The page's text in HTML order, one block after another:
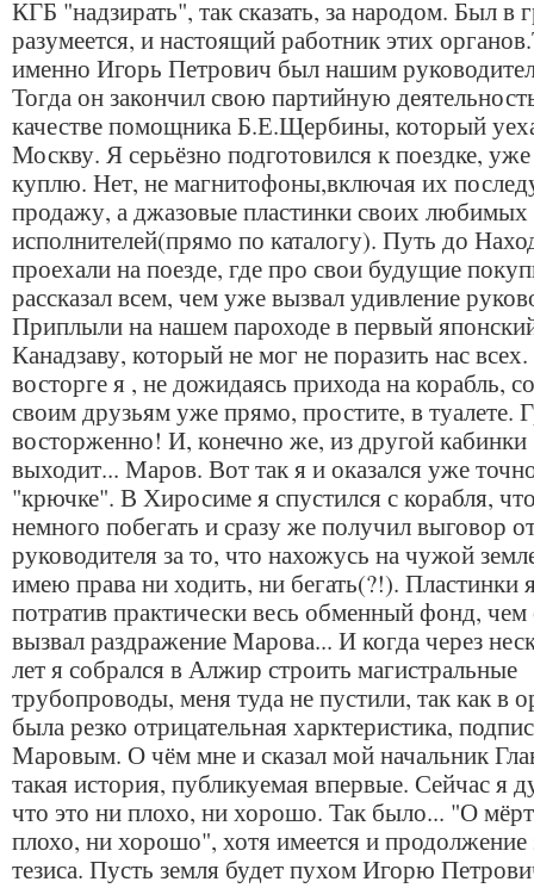
КГБ "надзирать", так сказать, за народом. Был в
разумеется, и настоящий работник этих
именно Игорь Петрович был нашим
Тогда он закончил свою партийную
качестве помощника Б.Е.Щербины, который
Москву. Я серьёзно подготовился к поездке,
куплю. Нет, не магнитофоны,включая их
продажу, а джазовые пластинки своих любимых
исполнителей(прямо по каталогу). Путь до
проехали на поезде, где про свои будущие
рассказал всем, чем уже вызвал удивление
Приплыли на нашем пароходе в первый
Канадзаву, который не мог не поразить нас
восторге я , не дожидаясь прихода на корабль,
своим друзьям уже прямо, простите, в туалете.
восторженно! И, конечно же, из другой кабинки
выходит... Маров. Вот так я и оказался уже
"крючке". В Хиросиме я спустился с корабля,
немного побегать и сразу же получил выговор
руководителя за то, что нахожусь на чужой
имею права ни ходить, ни бегать(?!). Пластинки
потратив практически весь обменный фонд,
вызвал раздражение Марова... И когда через
лет я собрался в Алжир строить магистральные
трубопроводы, меня туда не пустили, так как в
была резко отрицательная харктеристика,
Маровым. О чём мне и сказал мой начальник
такая история, публикуемая впервые. Сейчас я
что это ни плохо, ни хорошо. Так было... "О
плохо, ни хорошо", хотя имеется и продолжение
тезиса. Пусть земля будет пухом Игорю